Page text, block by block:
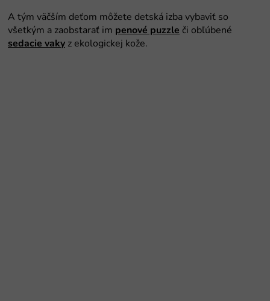
A tým väčším deťom môžete detská izba vybaviť so
všetkým a zaobstarať im penové puzzle či obľúbené
sedacie vaky z ekologickej kože.